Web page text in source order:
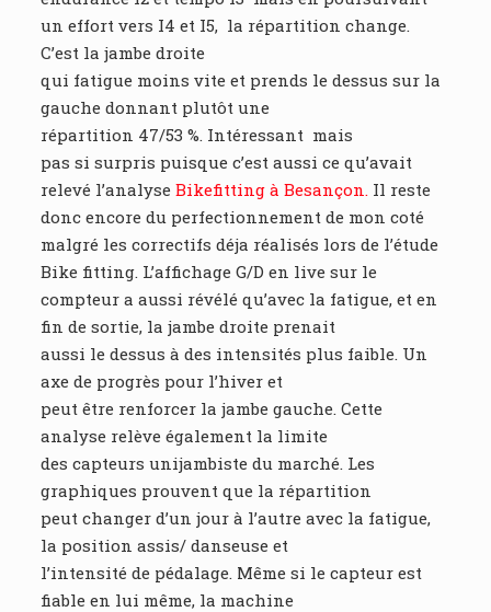
un effort vers I4 et I5, la répartition change.
C’est la jambe droite
qui fatigue moins vite et prends le dessus sur la
gauche donnant plutôt une
répartition 47/53 %. Intéressant mais
pas si surpris puisque c’est aussi ce qu’avait
relevé l’analyseBikefitting à Besançon.Il reste
donc encore du perfectionnement de mon coté
malgré les correctifs déja réalisés lors de l’étude
Bike fitting. L’affichage G/D en live sur le
compteur a aussi révélé qu’avec la fatigue, et en
fin de sortie, la jambe droite prenait
aussi le dessus à des intensités plus faible. Un
axe de progrès pour l’hiver et
peut être renforcer la jambe gauche. Cette
analyse relève également la limite
des capteurs unijambiste du marché. Les
graphiques prouvent que la répartition
peut changer d’un jour à l’autre avec la fatigue,
la position assis/ danseuse et
l’intensité de pédalage. Même si le capteur est
fiable en lui même, la machine